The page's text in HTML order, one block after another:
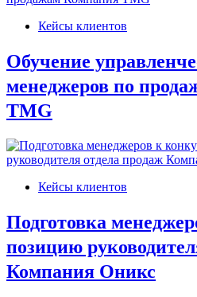
Кейсы клиентов
Обучение
менеджеров по
TMG
Кейсы клиентов
Подготовка
позицию
Компания Оникс